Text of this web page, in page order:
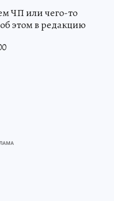
ЧП или чего-то
этом в редакцию